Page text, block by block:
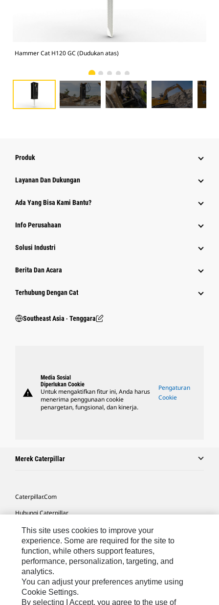
Hammer Cat H120 GC (Dudukan atas)
Produk
Layanan Dan Dukungan
Ada Yang Bisa Kami Bantu?
Info Perusahaan
Solusi Industri
Berita Dan Acara
Terhubung Dengan Cat
Southeast Asia ‧ Tenggara
warning
Media Sosial
Diperlukan Cookie
Untuk mengaktifkan fitur ini, Anda harus
menerima penggunaan cookie
penargetan, fungsional, dan kinerja.
Pengaturan
Cookie
Merek Caterpillar
Caterpillar.com
Hubungi Caterpillar
Preferensi Pemasaran Saya
Peta Situs
Cookie Settings
Hukum
Privasi
This site uses cookies to improve your
experience. Some are required for the site to
function, while others support features,
performance, personalization, targeting, and
analytics.
You can adjust your preferences anytime using
Cookie Settings.
By selecting I Accept, you agree to the use of